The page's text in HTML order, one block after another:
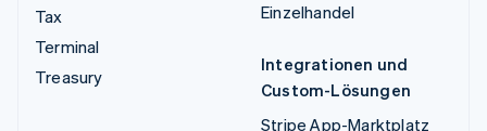
Tax
Terminal
Treasury
Einzelhandel
Integrationen und
Custom-Lösungen
Stripe App-Marktplatz